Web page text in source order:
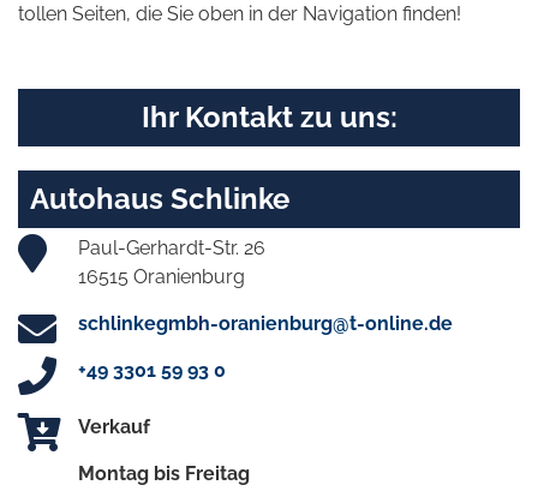
tollen Seiten, die Sie oben in der Navigation finden!
Ihr Kontakt zu uns:
Autohaus Schlinke
Paul-Gerhardt-Str. 26
16515 Oranienburg
schlinkegmbh-oranienburg@t-online.de
+49 3301 59 93 0
Verkauf
Montag bis Freitag